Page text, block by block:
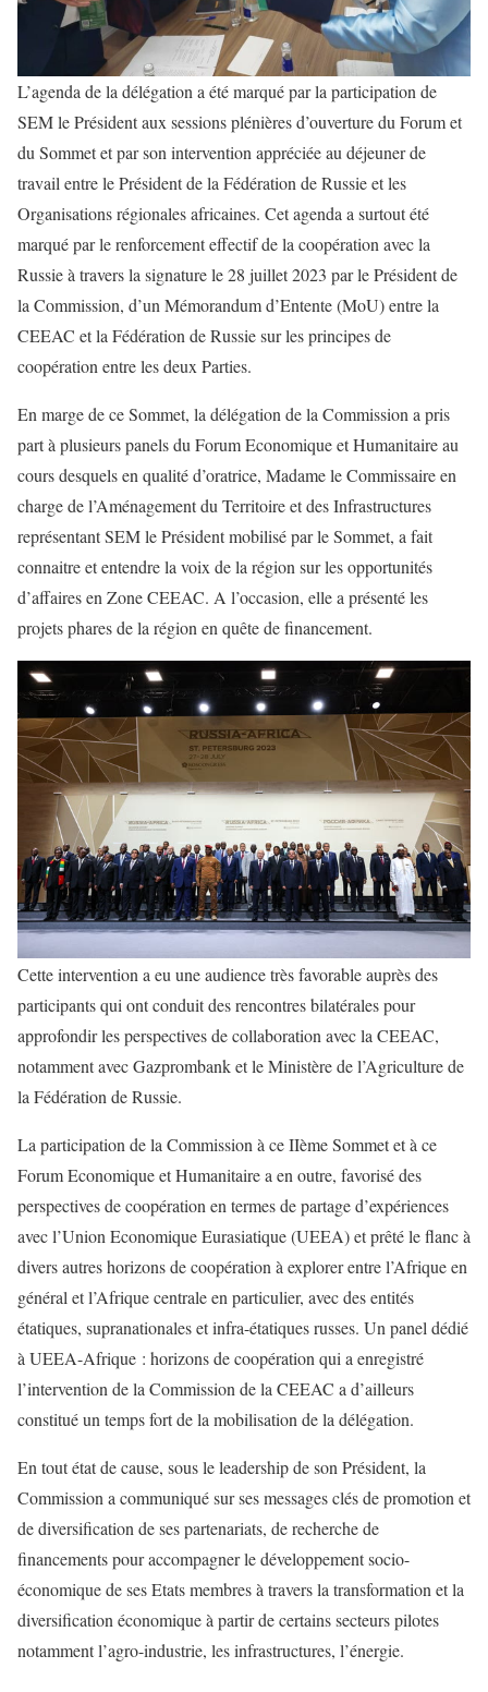
L’agenda de la délégation a été marqué par la participation de
SEM le Président aux sessions plénières d’ouverture du Forum et
du Sommet et par son intervention appréciée au déjeuner de
travail entre le Président de la Fédération de Russie et les
Organisations régionales africaines. Cet agenda a surtout été
marqué par le renforcement effectif de la coopération avec la
Russie à travers la signature le 28 juillet 2023 par le Président de
la Commission, d’un Mémorandum d’Entente (MoU) entre la
CEEAC et la Fédération de Russie sur les principes de
coopération entre les deux Parties.
En marge de ce Sommet, la délégation de la Commission a pris
part à plusieurs panels du Forum Economique et Humanitaire au
cours desquels en qualité d’oratrice, Madame le Commissaire en
charge de l’Aménagement du Territoire et des Infrastructures
représentant SEM le Président mobilisé par le Sommet, a fait
connaitre et entendre la voix de la région sur les opportunités
d’affaires en Zone CEEAC. A l’occasion, elle a présenté les
projets phares de la région en quête de financement.
Cette intervention a eu une audience très favorable auprès des
participants qui ont conduit des rencontres bilatérales pour
approfondir les perspectives de collaboration avec la CEEAC,
notamment avec Gazprombank et le Ministère de l’Agriculture de
la Fédération de Russie.
La participation de la Commission à ce IIème Sommet et à ce
Forum Economique et Humanitaire a en outre, favorisé des
perspectives de coopération en termes de partage d’expériences
avec l’Union Economique Eurasiatique (UEEA) et prêté le flanc à
divers autres horizons de coopération à explorer entre l’Afrique en
général et l’Afrique centrale en particulier, avec des entités
étatiques, supranationales et infra-étatiques russes. Un panel dédié
à UEEA-Afrique : horizons de coopération qui a enregistré
l’intervention de la Commission de la CEEAC a d’ailleurs
constitué un temps fort de la mobilisation de la délégation.
En tout état de cause, sous le leadership de son Président, la
Commission a communiqué sur ses messages clés de promotion et
de diversification de ses partenariats, de recherche de
financements pour accompagner le développement socio-
économique de ses Etats membres à travers la transformation et la
diversification économique à partir de certains secteurs pilotes
notamment l’agro-industrie, les infrastructures, l’énergie.